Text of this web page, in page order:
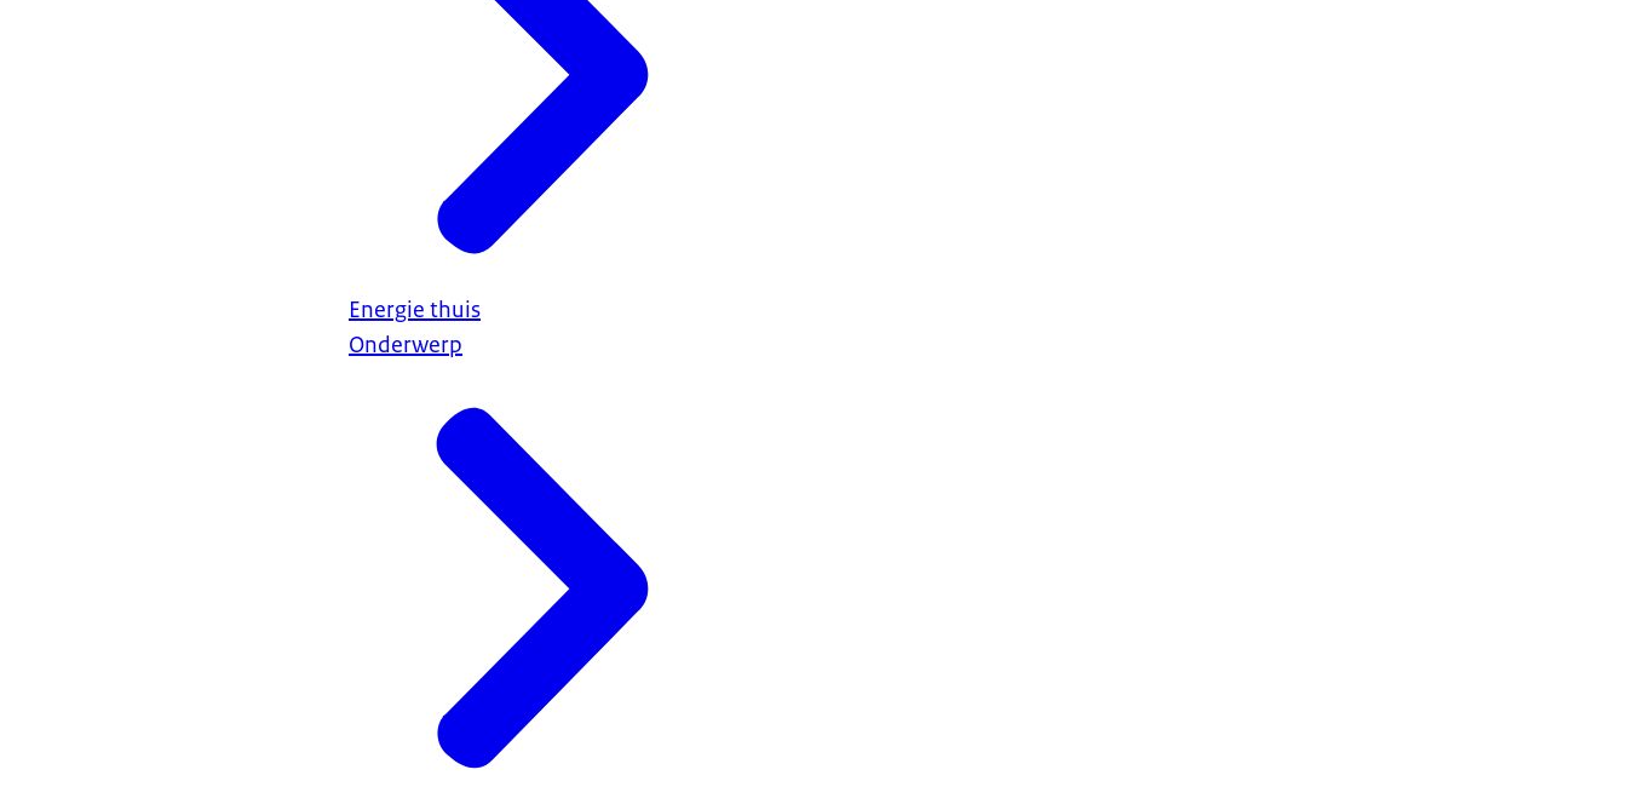
Energie thuis
Onderwerp